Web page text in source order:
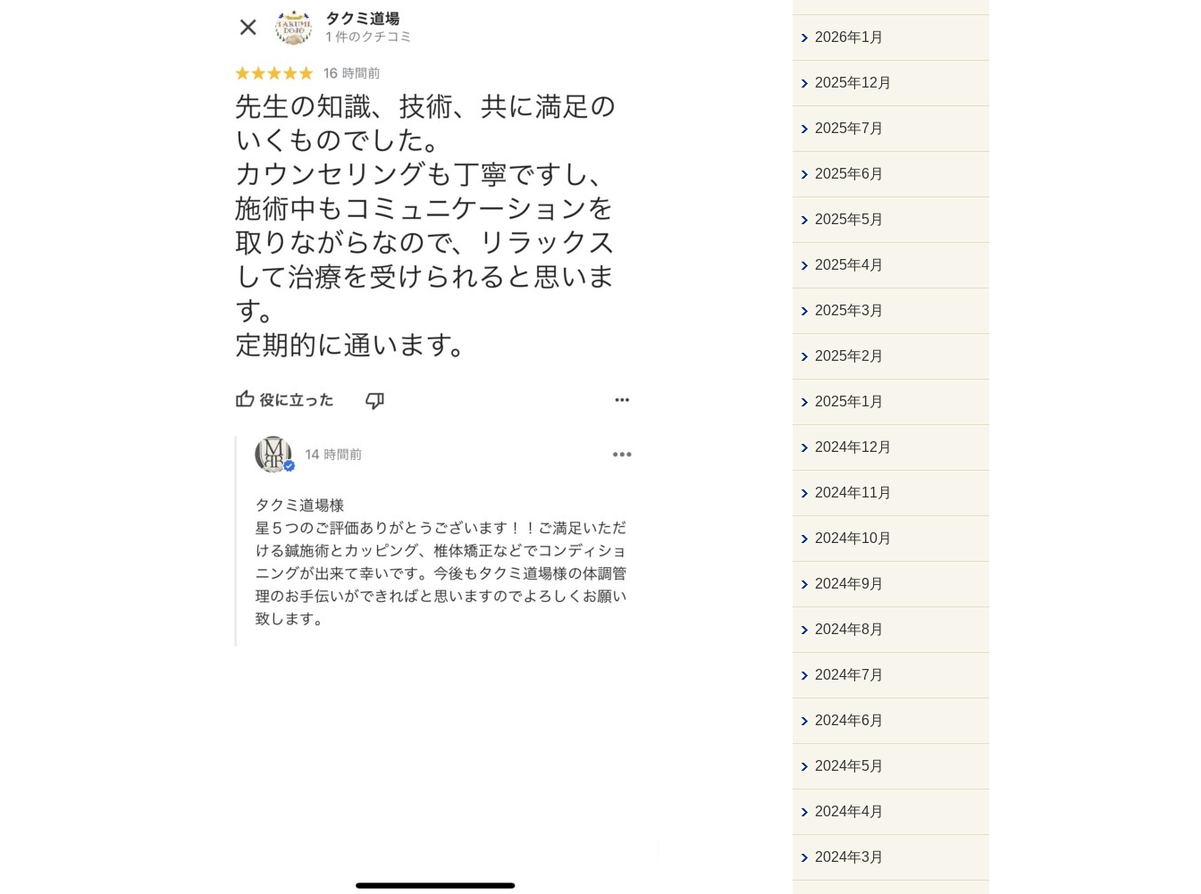
2026年1月
2025年12月
2025年7月
2025年6月
2025年5月
2025年4月
2025年3月
2025年2月
2025年1月
2024年12月
2024年11月
2024年10月
2024年9月
2024年8月
2024年7月
2024年6月
2024年5月
2024年4月
2024年3月